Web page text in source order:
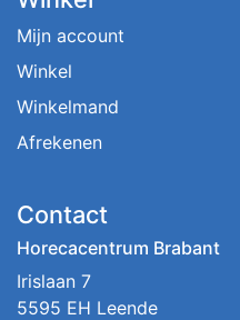
Mijn account
Winkel
Winkelmand
Afrekenen
Contact
Horecacentrum Brabant
Irislaan 7
5595 EH Leende